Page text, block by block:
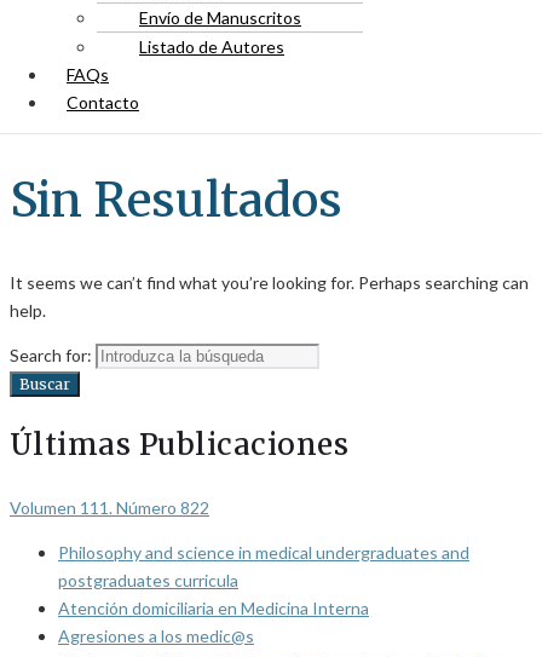
Envío de Manuscritos
Listado de Autores
FAQs
Contacto
Sin Resultados
It seems we can’t find what you’re looking for. Perhaps searching can
help.
Search for:
Buscar
Últimas Publicaciones
Volumen 111. Número 822
Philosophy and science in medical undergraduates and
postgraduates curricula
Atención domiciliaria en Medicina Interna
Agresiones a los medic@s